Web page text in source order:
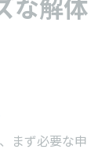
まず必要な申